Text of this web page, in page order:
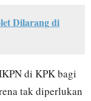
Dilarang di
di KPK bagi
tak diperlukan